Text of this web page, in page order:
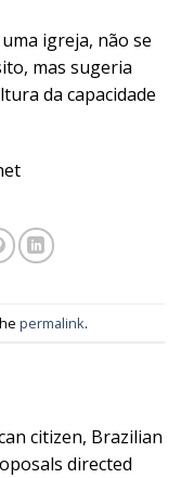
igreja, não se
mas sugeria
da capacidade
permalink.
citizen, Brazilian
directed